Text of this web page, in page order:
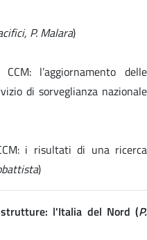
P. Malara)
l’aggiornamento delle
di sorveglianza nazionale
i risultati di una ricerca
)
strutture: l'Italia del Nord (P.